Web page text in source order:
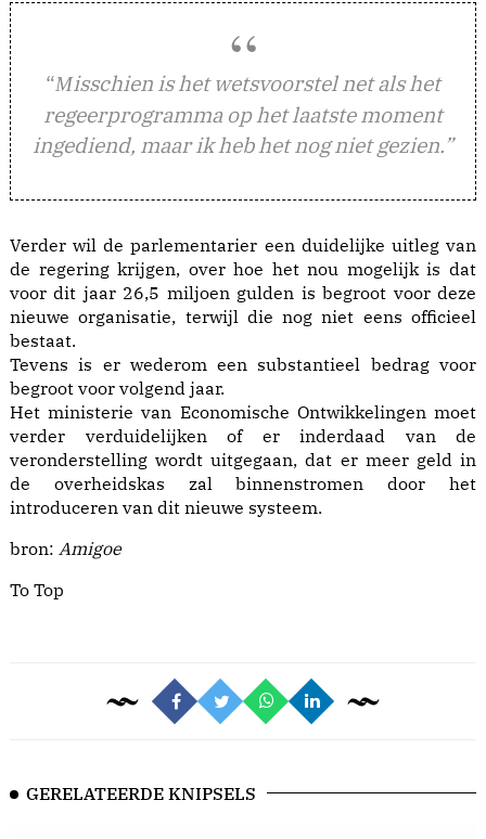
“Misschien is het wetsvoorstel net als het
regeerprogramma op het laatste moment
ingediend, maar ik heb het nog niet gezien.”
Verder wil de parlementarier een duidelijke uitleg van
de regering krijgen, over hoe het nou mogelijk is dat
voor dit jaar 26,5 miljoen gulden is begroot voor deze
nieuwe organisatie, terwijl die nog niet eens officieel
bestaat.
Tevens is er wederom een substantieel bedrag voor
begroot voor volgend jaar.
Het ministerie van Economische Ontwikkelingen moet
verder verduidelijken of er inderdaad van de
veronderstelling wordt uitgegaan, dat er meer geld in
de overheidskas zal binnenstromen door het
introduceren van dit nieuwe systeem.
bron: Amigoe
To Top
GERELATEERDE KNIPSELS